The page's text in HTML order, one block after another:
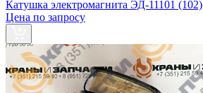
Катушка электромагнита ЭД-11101 (102)
Цена по запросу